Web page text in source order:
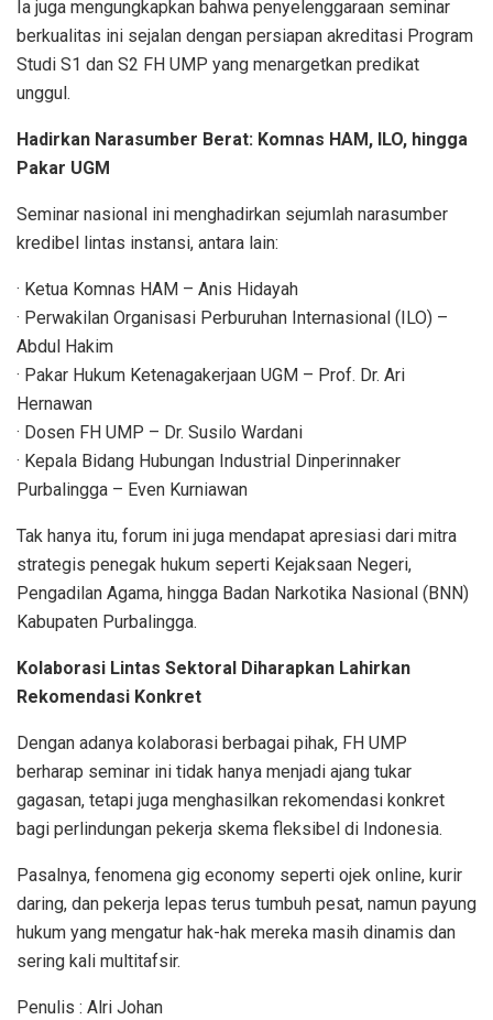
Ia juga mengungkapkan bahwa penyelenggaraan seminar
berkualitas ini sejalan dengan persiapan akreditasi Program
Studi S1 dan S2 FH UMP yang menargetkan predikat
unggul.
Hadirkan Narasumber Berat: Komnas HAM, ILO, hingga
Pakar UGM
Seminar nasional ini menghadirkan sejumlah narasumber
kredibel lintas instansi, antara lain:
· Ketua Komnas HAM – Anis Hidayah
· Perwakilan Organisasi Perburuhan Internasional (ILO) –
Abdul Hakim
· Pakar Hukum Ketenagakerjaan UGM – Prof. Dr. Ari
Hernawan
· Dosen FH UMP – Dr. Susilo Wardani
· Kepala Bidang Hubungan Industrial Dinperinnaker
Purbalingga – Even Kurniawan
Tak hanya itu, forum ini juga mendapat apresiasi dari mitra
strategis penegak hukum seperti Kejaksaan Negeri,
Pengadilan Agama, hingga Badan Narkotika Nasional (BNN)
Kabupaten Purbalingga.
Kolaborasi Lintas Sektoral Diharapkan Lahirkan
Rekomendasi Konkret
Dengan adanya kolaborasi berbagai pihak, FH UMP
berharap seminar ini tidak hanya menjadi ajang tukar
gagasan, tetapi juga menghasilkan rekomendasi konkret
bagi perlindungan pekerja skema fleksibel di Indonesia.
Pasalnya, fenomena gig economy seperti ojek online, kurir
daring, dan pekerja lepas terus tumbuh pesat, namun payung
hukum yang mengatur hak-hak mereka masih dinamis dan
sering kali multitafsir.
Penulis : Alri Johan